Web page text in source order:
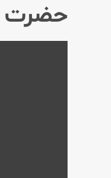
حضرت